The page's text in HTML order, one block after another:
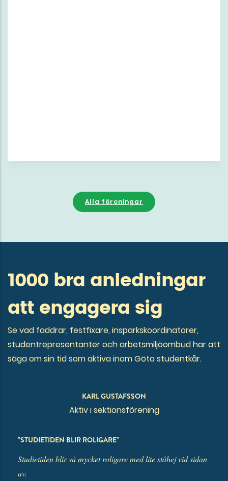
Alla föreningar
1000 bra anledningar
att engagera sig
Se vad faddrar, festfixare, insparkskoordinatorer,
studentrepresentanter och arbetsmiljöombud har att
säga om sin tid som aktiva inom Göta studentkår.
KARL GUSTAFSSON
Aktiv i sektionsförening
"STUDIETIDEN BLIR ROLIGARE"
Studietiden blir så mycket roligare med lite ståhej vid sidan
av.